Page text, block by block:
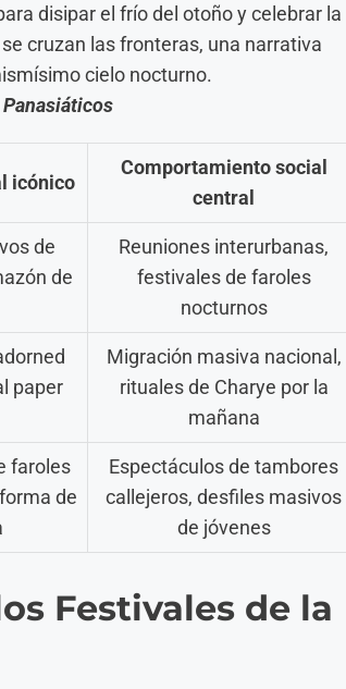
disipar el frío del otoño y celebrar la
cruzan las fronteras, una narrativa
cielo nocturno.
icónico
Comportamiento social
central
de
de
Reuniones interurbanas,
festivales de faroles
nocturnos
paper
Migración masiva nacional,
rituales de Charye por la
mañana
faroles
de
Espectáculos de tambores
callejeros, desfiles masivos
de jóvenes
Festivales de la